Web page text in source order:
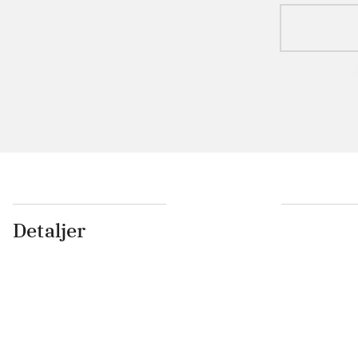
Detaljer